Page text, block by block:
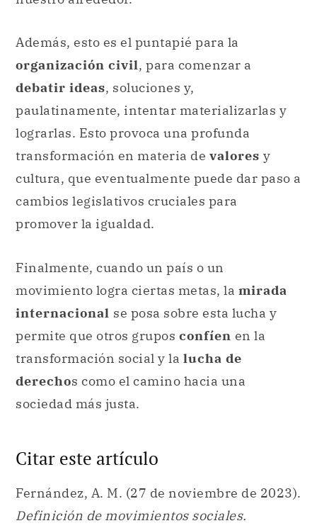
Además, esto es el puntapié para la
organización civil, para comenzar a
debatir ideas, soluciones y,
paulatinamente, intentar materializarlas y
lograrlas. Esto provoca una profunda
transformación en materia de valores y
cultura, que eventualmente puede dar paso a
cambios legislativos cruciales para
promover la igualdad.
Finalmente, cuando un país o un
movimiento logra ciertas metas, la mirada
internacional se posa sobre esta lucha y
permite que otros grupos confíen en la
transformación social y la lucha de
derechos como el camino hacia una
sociedad más justa.
Citar este artículo
Fernández, A. M. (27 de noviembre de 2023).
Definición de movimientos sociales.